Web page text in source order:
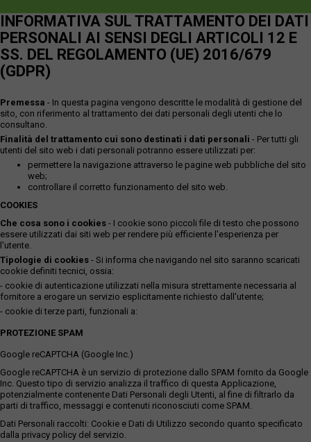
INFORMATIVA SUL TRATTAMENTO DEI DATI
PERSONALI AI SENSI DEGLI ARTICOLI 12 E
SS. DEL REGOLAMENTO (UE) 2016/679
(GDPR)
Premessa - In questa pagina vengono descritte le modalità di gestione del
sito, con riferimento al trattamento dei dati personali degli utenti che lo
consultano.
Finalità del trattamento cui sono destinati i dati personali - Per tutti gli
utenti del sito web i dati personali potranno essere utilizzati per:
permettere la navigazione attraverso le pagine web pubbliche del sito
web;
controllare il corretto funzionamento del sito web.
COOKIES
Che cosa sono i cookies - I cookie sono piccoli file di testo che possono
essere utilizzati dai siti web per rendere più efficiente l'esperienza per
l'utente.
Tipologie di cookies - Si informa che navigando nel sito saranno scaricati
cookie definiti tecnici, ossia:
- cookie di autenticazione utilizzati nella misura strettamente necessaria al
fornitore a erogare un servizio esplicitamente richiesto dall'utente;
- cookie di terze parti, funzionali a:
PROTEZIONE SPAM
Google reCAPTCHA (Google Inc.)
Google reCAPTCHA è un servizio di protezione dallo SPAM fornito da Google
Inc. Questo tipo di servizio analizza il traffico di questa Applicazione,
potenzialmente contenente Dati Personali degli Utenti, al fine di filtrarlo da
parti di traffico, messaggi e contenuti riconosciuti come SPAM.
Dati Personali raccolti: Cookie e Dati di Utilizzo secondo quanto specificato
dalla privacy policy del servizio.